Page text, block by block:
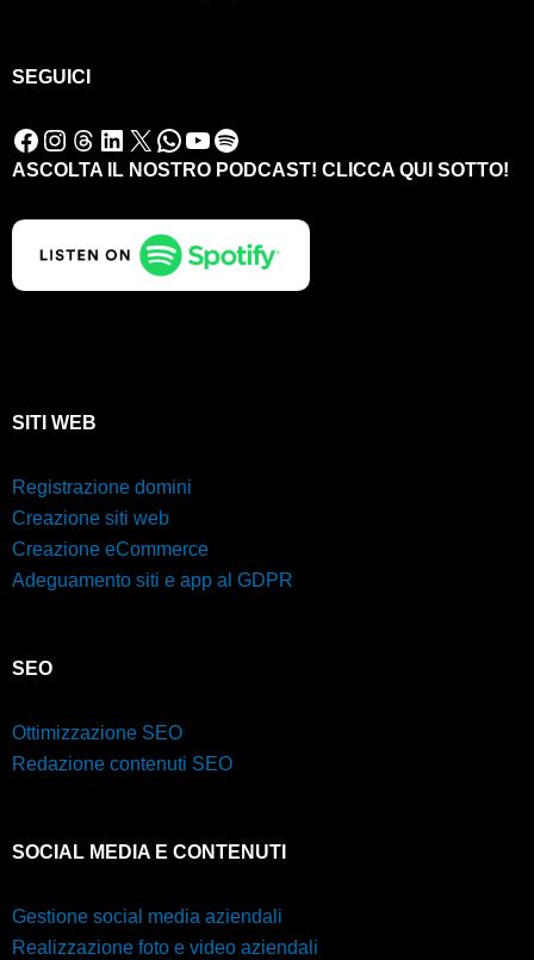
SEGUICI
Facebook Instagram Threads LinkedIn X WhatsApp YouTube Spotify
ASCOLTA IL NOSTRO PODCAST! CLICCA QUI SOTTO!
SITI WEB
Registrazione domini
Creazione siti web
Creazione eCommerce
Adeguamento siti e app al GDPR
SEO
Ottimizzazione SEO
Redazione contenuti SEO
SOCIAL MEDIA E CONTENUTI
Gestione social media aziendali
Realizzazione foto e video aziendali